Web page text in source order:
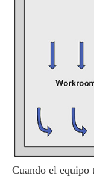
Cuando el equipo